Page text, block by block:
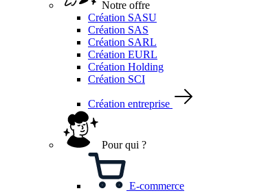
Notre offre
Création SASU
Création SAS
Création SARL
Création EURL
Création Holding
Création SCI
Création entreprise
Pour qui ?
E-commerce